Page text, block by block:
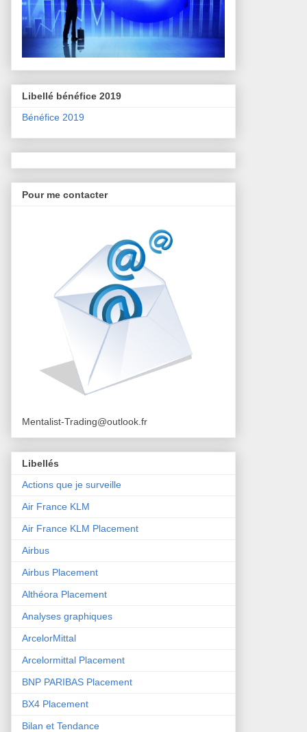
Libellé bénéfice 2019
Bénéfice 2019
Pour me contacter
Mentalist-Trading@outlook.fr
Libellés
Actions que je surveille
Air France KLM
Air France KLM Placement
Airbus
Airbus Placement
Althéora Placement
Analyses graphiques
ArcelorMittal
Arcelormittal Placement
BNP PARIBAS Placement
BX4 Placement
Bilan et Tendance